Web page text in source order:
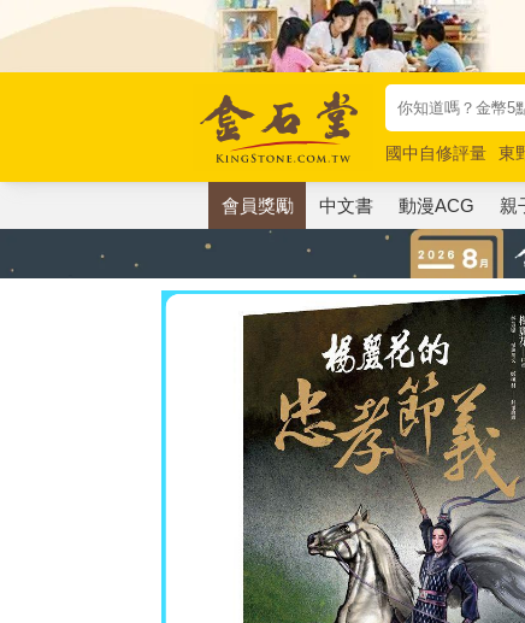
國中自修評量 東
唯紅花綻放
奧德
會員獎勵 中文書 動漫ACG 親